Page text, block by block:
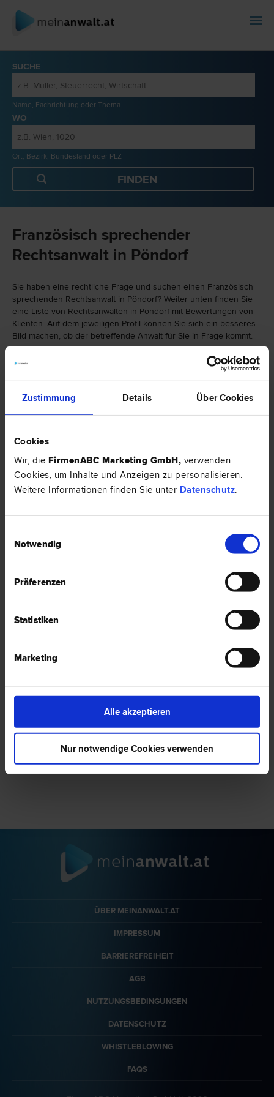
Zustimmung Details Über Cookies
Cookies
Wir, die FirmenABC Marketing GmbH, verwenden
Cookies, um Inhalte und Anzeigen zu personalisieren.
Weitere Informationen finden Sie unter Datenschutz.
Notwendig
Präferenzen
Statistiken
Marketing
Alle akzeptieren
Nur notwendige Cookies verwenden
SUCHE
Name, Fachrichtung oder Thema
WO
Ort, Bezirk, Bundesland oder PLZ
Französisch sprechender
Rechtsanwalt in Pöndorf
Sie haben eine rechtliche Frage und suchen einen Französisch
sprechenden Rechtsanwalt in Pöndorf? Weiter unten finden Sie
eine Liste von Rechtsanwälten in Pöndorf mit Bewertungen von
Klienten. Auf dem jeweiligen Profil können Sie sich ein besseres
Bild machen, ob der betreffende Anwalt für Sie in Frage kommt.
Falls Sie einen Rechtsanwalt in Pöndorf mit einer bestimmten
Spezialisierung suchen, finden Sie hier eine Auswahl von
Rechtsbereichen:
Marie Caroline FREIFRAU VON PFETTEN
ARNBACH
4891 Pöndorf
0 Bewertungen
ÜBER MEINANWALT.AT
IMPRESSUM
BARRIEREFREIHEIT
AGB
NUTZUNGSBEDINGUNGEN
DATENSCHUTZ
WHISTLEBLOWING
FAQS